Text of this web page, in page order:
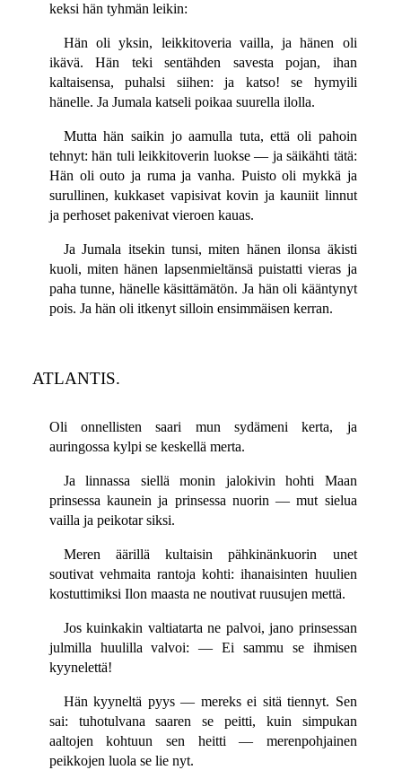
keksi hän tyhmän leikin:
Hän oli yksin, leikkitoveria vailla, ja hänen oli
ikävä. Hän teki sentähden savesta pojan, ihan
kaltaisensa, puhalsi siihen: ja katso! se hymyili
hänelle. Ja Jumala katseli poikaa suurella ilolla.
Mutta hän saikin jo aamulla tuta, että oli pahoin
tehnyt: hän tuli leikkitoverin luokse — ja säikähti tätä:
Hän oli outo ja ruma ja vanha. Puisto oli mykkä ja
surullinen, kukkaset vapisivat kovin ja kauniit linnut
ja perhoset pakenivat vieroen kauas.
Ja Jumala itsekin tunsi, miten hänen ilonsa äkisti
kuoli, miten hänen lapsenmieltänsä puistatti vieras ja
paha tunne, hänelle käsittämätön. Ja hän oli kääntynyt
pois. Ja hän oli itkenyt silloin ensimmäisen kerran.
ATLANTIS.
Oli onnellisten saari mun sydämeni kerta, ja
auringossa kylpi se keskellä merta.
Ja linnassa siellä monin jalokivin hohti Maan
prinsessa kaunein ja prinsessa nuorin — mut sielua
vailla ja peikotar siksi.
Meren äärillä kultaisin pähkinänkuorin unet
soutivat vehmaita rantoja kohti: ihanaisinten huulien
kostuttimiksi Ilon maasta ne noutivat ruusujen mettä.
Jos kuinkakin valtiatarta ne palvoi, jano prinsessan
julmilla huulilla valvoi: — Ei sammu se ihmisen
kyynelettä!
Hän kyyneltä pyys — mereks ei sitä tiennyt. Sen
sai: tuhotulvana saaren se peitti, kuin simpukan
aaltojen kohtuun sen heitti — merenpohjainen
peikkojen luola se lie nyt.